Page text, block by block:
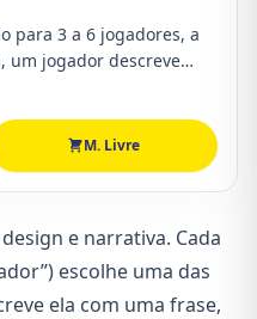
para 3 a 6 jogadores, a
um jogador descreve
ou som — e os outros
M. Livre
e narrativa. Cada
escolhe uma das
ela com uma frase,